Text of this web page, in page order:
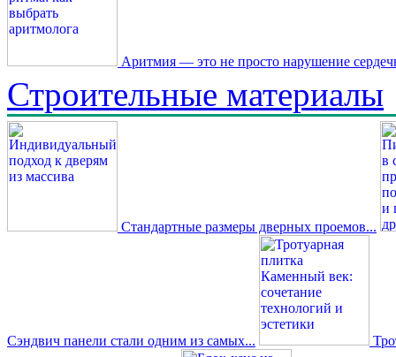
Аритмия — это не просто нарушение
Строительные материалы
Стандартные размеры дверных проемов...
Сэндвич панели стали одним из самых...